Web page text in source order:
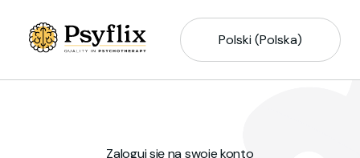
Polski (Polska)
Zaloguj się na swoje konto